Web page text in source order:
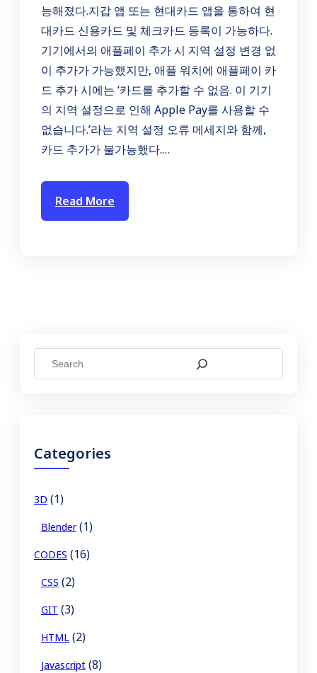
능해졌다.지갑 앱 또는 현대카드 앱을 통하여 현
대카드 신용카드 및 체크카드 등록이 가능하다.
기기에서의 애플페이 추가 시 지역 설정 변경 없
이 추가가 가능했지만, 애플 워치에 애플페이 카
드 추가 시에는 ‘카드를 추가할 수 없음. 이 기기
의 지역 설정으로 인해 Apple Pay를 사용할 수
없습니다.’라는 지역 설정 오류 메세지와 함께,
카드 추가가 불가능했다.…
Read More
e
h
Categories
3D (1)
Blender(1)
CODES (16)
CSS (2)
GIT (3)
HTML (2)
Javascript (8)